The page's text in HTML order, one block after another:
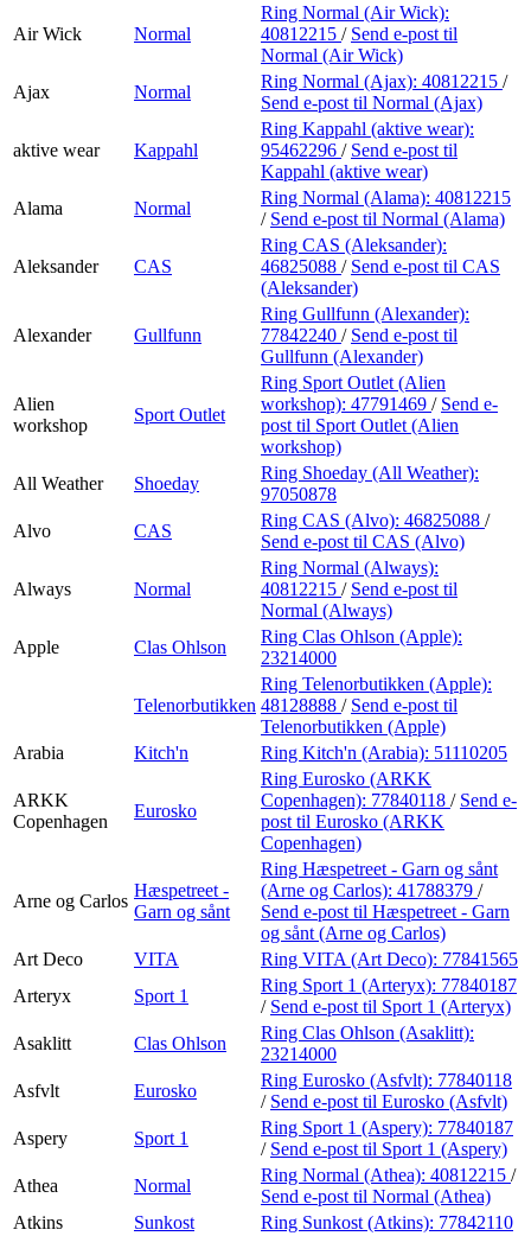
Air Wick Normal
Ring Normal (Air Wick):
40812215 / Send e-post til
Normal (Air Wick)
Ajax
Normal
Ring Normal (Ajax): 40812215 /
Send e-post til Normal (Ajax)
aktive wear Kappahl
Ring Kappahl (aktive wear):
95462296 / Send e-post til
Kappahl (aktive wear)
Alama
Normal
Ring Normal (Alama): 40812215
/ Send e-post til Normal (Alama)
Aleksander CAS
Ring CAS (Aleksander):
46825088 / Send e-post til CAS
(Aleksander)
Alexander Gullfunn
Ring Gullfunn (Alexander):
77842240 / Send e-post til
Gullfunn (Alexander)
Alien
workshop
Sport Outlet
Ring Sport Outlet (Alien
workshop): 47791469 / Send e-
post til Sport Outlet (Alien
workshop)
All Weather
Shoeday
Ring Shoeday (All Weather):
97050878
Alvo
CAS
Ring CAS (Alvo): 46825088 /
Send e-post til CAS (Alvo)
Always Normal
Ring Normal (Always):
40812215 / Send e-post til
Normal (Always)
Apple
Clas Ohlson
Ring Clas Ohlson (Apple):
23214000
Telenorbutikken
Ring Telenorbutikken (Apple):
48128888 / Send e-post til
Telenorbutikken (Apple)
Arabia
Kitch'n Ring Kitch'n (Arabia): 51110205
ARKK
Copenhagen
Eurosko
Ring Eurosko (ARKK
Copenhagen): 77840118 / Send e-
post til Eurosko (ARKK
Copenhagen)
Arne og Carlos
Hæspetreet -
Garn og sånt
Ring Hæspetreet - Garn og sånt
(Arne og Carlos): 41788379 /
Send e-post til Hæspetreet - Garn
og sånt (Arne og Carlos)
Art Deco
VITA Ring VITA (Art Deco): 77841565
Arteryx
Sport 1
Ring Sport 1 (Arteryx): 77840187
/ Send e-post til Sport 1 (Arteryx)
Asaklitt
Clas Ohlson
Ring Clas Ohlson (Asaklitt):
23214000
Asfvlt
Eurosko
Ring Eurosko (Asfvlt): 77840118
/ Send e-post til Eurosko (Asfvlt)
Aspery
Sport 1
Ring Sport 1 (Aspery): 77840187
/ Send e-post til Sport 1 (Aspery)
Athea
Normal
Ring Normal (Athea): 40812215 /
Send e-post til Normal (Athea)
Atkins
Sunkost Ring Sunkost (Atkins): 77842110